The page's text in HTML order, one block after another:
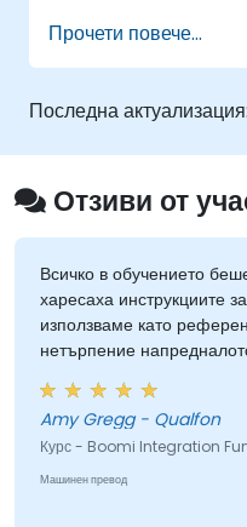
AtomSphere.
Да се научат как
внедряват
Да използват
опциите за
наблюдение на
Да управляват
внедрявания
Cloud.
Да активират
уеб услуги и API
Прочети повече...
Последна актуализация:
Отзиви от
Всичко в обучението
харесаха инструкциите
използваме като
нетърпение
за него.
Amy Gregg - Qualfon
Курс - Boomi Integration
Машинен превод